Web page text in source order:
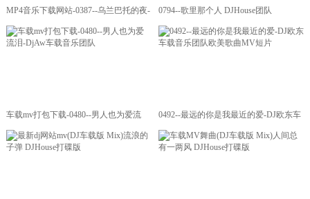
MP4音乐下载网站-0387--乌兰巴托的夜-
Dj小Ye车载音乐团队
0794--歌里那个人 DJHouse团队
车载mv打包下载-0480--男人也为爱流
泪-DjAw车载音乐团队
0492--最远的你是我最近的爱-DJ欧东车
载音乐团队欧美歌曲MV短片